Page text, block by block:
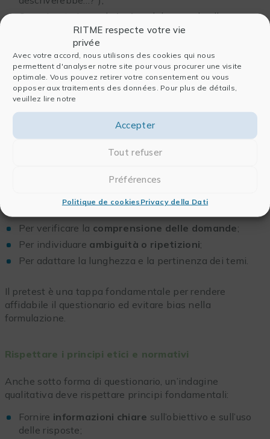
RITME respecte votre vie
privée
Avec votre accord, nous utilisons des cookies qui nous
permettent d'analyser notre site pour vous procurer une visite
optimale. Vous pouvez retirer votre consentement ou vous
opposer aux traitements des données. Pour plus de détails,
veuillez lire notre
Accepter
Tout refuser
Préférences
Politique de cookies Privacy della Dati
Organizzate in modologico, dal generale allo
Adatte al tempo di risposta
questionario troppo lungo può scoraggiare la
partecipazione.
È consigliabile includere alcune
(età, ruolo, esperienza) per interpretare meglio le
risposte, garantendo al contempo l’anonimato.
test pilotasu un piccolo campione:
Per verificare la comprensione delle domande;
Per individuare ambiguità o ripetizioni;
Per adattare la lunghezza e la pertinenza dei temi.
Il pretest è una tappa fondamentale per rendere
affidabile il questionario ed evitare bias nella
formulazione.
Rispettare i principi etici e normativi
Anche sotto forma di questionario, un’indagine
qualitativa deve rispettare principi fondamentali:
Fornire informazioni chiare sull’obiettivo e sull’uso
delle risposte;